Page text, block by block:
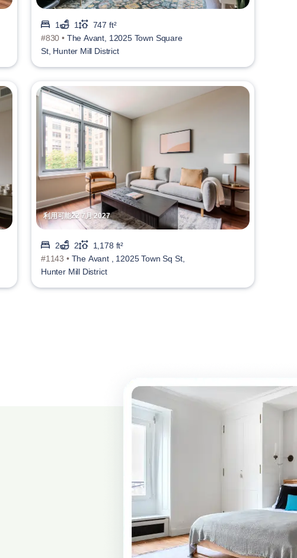
1 1
747 ft²
#830 • The Avant, 12025 Town Square
St, Hunter Mill District
利用可能22 7月 2027
2 2
1,178 ft²
#1143 • The Avant , 12025 Town Sq St,
Hunter Mill District